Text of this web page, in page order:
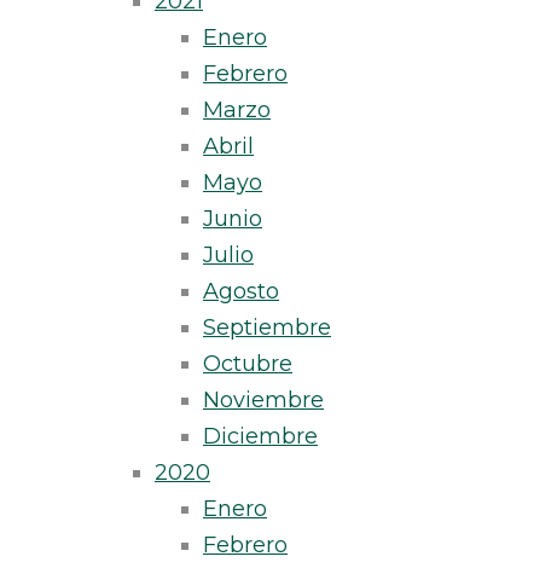
Enero
Febrero
Marzo
Abril
Mayo
Junio
Julio
Agosto
Septiembre
Octubre
Noviembre
Diciembre
2020
Enero
Febrero